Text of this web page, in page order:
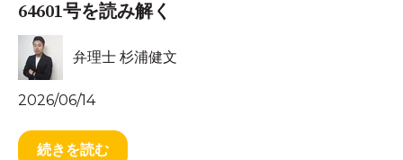
64601号を読み解く
弁理士 杉浦健文
2026/06/14
続きを読む